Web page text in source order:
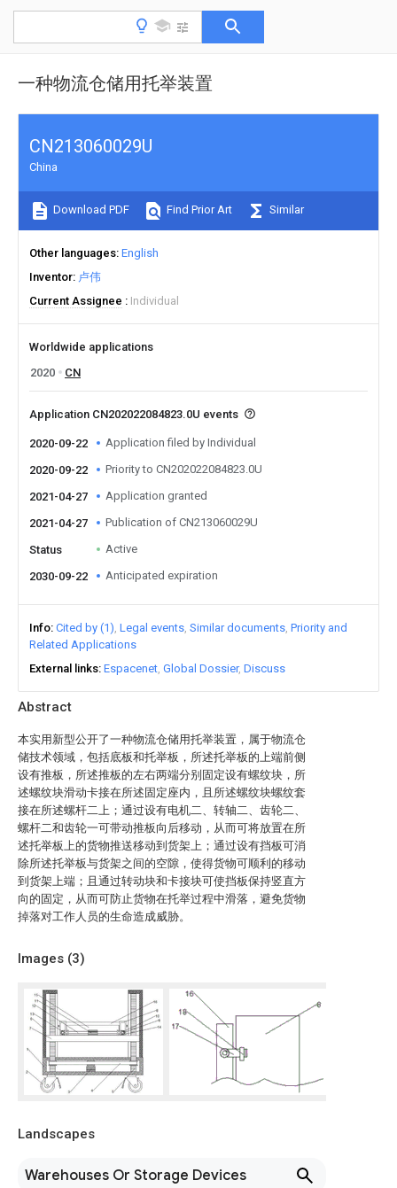
一种物流仓储用托举装置
Abstract
本实用新型公开了一种物流仓储用托举装置，属于物流仓
储技术领域，包括底板和托举板，所述托举板的上端前侧
设有推板，所述推板的左右两端分别固定设有螺纹块，所
述螺纹块滑动卡接在所述固定座内，且所述螺纹块螺纹套
接在所述螺杆二上；通过设有电机二、转轴二、齿轮二、
螺杆二和齿轮一可带动推板向后移动，从而可将放置在所
述托举板上的货物推送移动到货架上；通过设有挡板可消
除所述托举板与货架之间的空隙，使得货物可顺利的移动
到货架上端；且通过转动块和卡接块可使挡板保持竖直方
向的固定，从而可防止货物在托举过程中滑落，避免货物
掉落对工作人员的生命造成威胁。
Images (3)
Landscapes
Warehouses Or Storage Devices
CN213060029U
China
Download PDF Find Prior Art Similar
Other languages English
Inventor 卢伟
Current Assignee
Individual
Worldwide applications
2020
CN
Application CN202022084823.0U events
2020-09-22 Application filed by Individual
2020-09-22 Priority to CN202022084823.0U
2021-04-27 Application granted
2021-04-27 Publication of CN213060029U
Status Active
2030-09-22 Anticipated expiration
Info Cited by (1) Legal events Similar documents Priority and
Related Applications
External links Espacenet Global Dossier Discuss